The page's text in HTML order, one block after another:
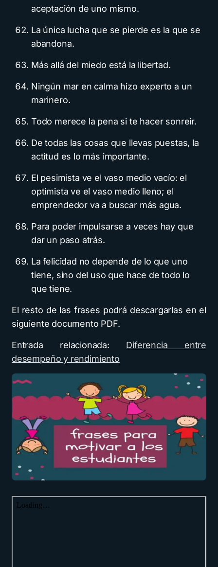
aceptación de uno mismo.
La única lucha que se pierde es la que se
abandona.
Más allá del miedo está la libertad.
Ningún mar en calma hizo experto a un
marinero.
Todo merece la pena si te hacer sonreir.
De todas las cosas que llevas puestas, la
actitud es lo más importante.
El pesimista ve el vaso medio vacío: el
optimista ve el vaso medio lleno; el
emprendedor va a buscar más agua.
Para poder impulsarse a veces hay que
dar un paso atrás.
La felicidad no depende de lo que uno
tiene, sino del uso que hace de todo lo
que tiene.
El resto de las frases podrá descargarlas en el
siguiente documento PDF.
Entrada relacionada: Diferencia entre
desempeño y rendimiento